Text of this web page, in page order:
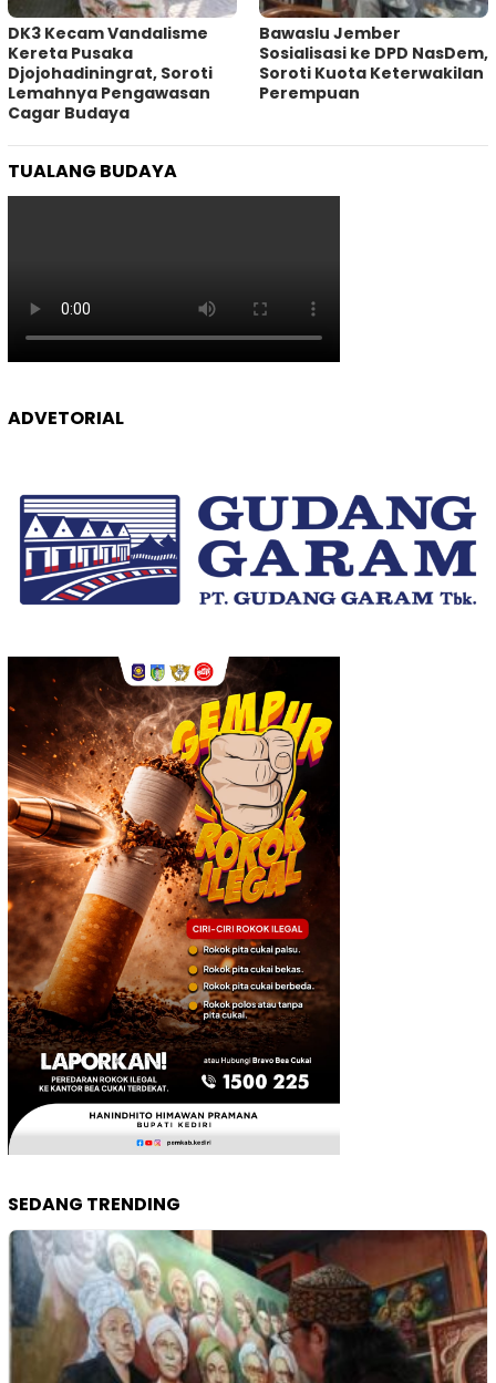
DK3 Kecam Vandalisme
Kereta Pusaka
Djojohadiningrat, Soroti
Lemahnya Pengawasan
Cagar Budaya
Bawaslu Jember
Sosialisasi ke DPD NasDem,
Soroti Kuota Keterwakilan
Perempuan
TUALANG BUDAYA
ADVETORIAL
SEDANG TRENDING